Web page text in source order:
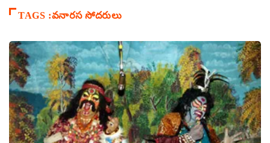
TAGS :వనారస సోదరులు